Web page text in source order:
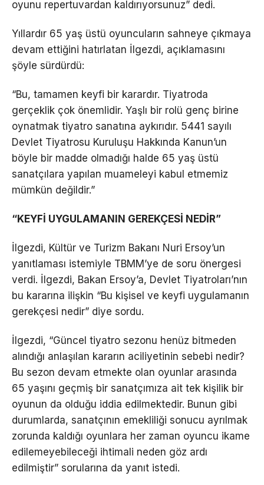
oyunu repertuvardan kaldırıyorsunuz” dedi.
Yıllardır 65 yaş üstü oyuncuların sahneye çıkmaya
devam ettiğini hatırlatan İlgezdi, açıklamasını
şöyle sürdürdü:
“Bu, tamamen keyfi bir karardır. Tiyatroda
gerçeklik çok önemlidir. Yaşlı bir rolü genç birine
oynatmak tiyatro sanatına aykırıdır. 5441 sayılı
Devlet Tiyatrosu Kuruluşu Hakkında Kanun’un
böyle bir madde olmadığı halde 65 yaş üstü
sanatçılara yapılan muameleyi kabul etmemiz
mümkün değildir.”
“KEYFİ UYGULAMANIN GEREKÇESİ NEDİR”
İlgezdi, Kültür ve Turizm Bakanı Nuri Ersoy’un
yanıtlaması istemiyle TBMM’ye de soru önergesi
verdi. İlgezdi, Bakan Ersoy’a, Devlet Tiyatroları’nın
bu kararına ilişkin “Bu kişisel ve keyfi uygulamanın
gerekçesi nedir” diye sordu.
İlgezdi, “Güncel tiyatro sezonu henüz bitmeden
alındığı anlaşılan kararın aciliyetinin sebebi nedir?
Bu sezon devam etmekte olan oyunlar arasında
65 yaşını geçmiş bir sanatçımıza ait tek kişilik bir
oyunun da olduğu iddia edilmektedir. Bunun gibi
durumlarda, sanatçının emekliliği sonucu ayrılmak
zorunda kaldığı oyunlara her zaman oyuncu ikame
edilemeyebileceği ihtimali neden göz ardı
edilmiştir” sorularına da yanıt istedi.